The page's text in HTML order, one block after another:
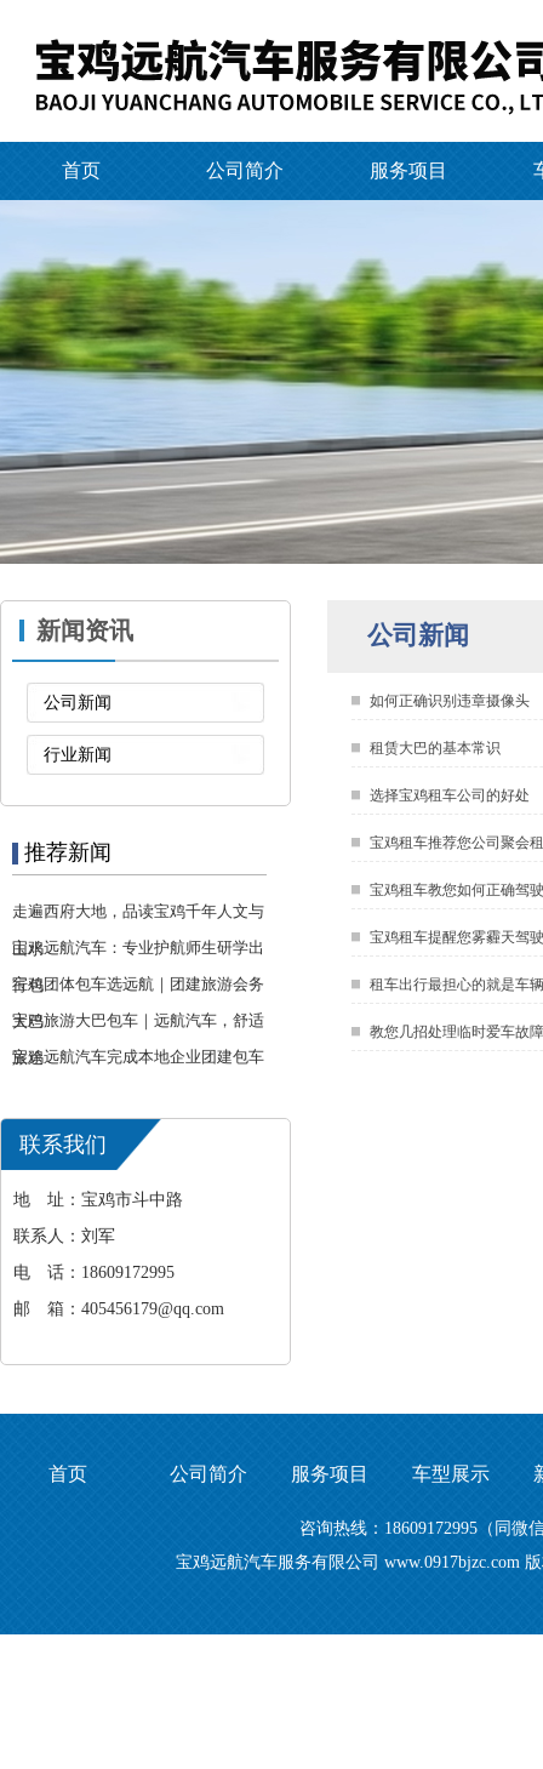
首页 公司简介 服务项目
新闻资讯
公司新闻
行业新闻
推荐新闻
走遍西府大地，品读宝鸡千年人文与
山水
宝鸡远航汽车：专业护航师生研学出
行包
宝鸡团体包车选远航｜团建旅游会务
大巴
宝鸡旅游大巴包车｜远航汽车，舒适
旅途
宝鸡远航汽车完成本地企业团建包车
联系我们
地 址：宝鸡市斗中路
联系人：刘军
电 话：18609172995
邮 箱：405456179@qq.com
公司新闻
如何正确识别违章摄像头
租赁大巴的基本常识
选择宝鸡租车公司的好处
宝鸡租车推荐您公司聚会
宝鸡租车教您如何正确驾
宝鸡租车提醒您雾霾天驾
租车出行最担心的就是车
教您几招处理临时爱车故
首页 公司简介 服务项目 车型展示
咨询热线：18609172995（同
宝鸡远航汽车服务有限公司